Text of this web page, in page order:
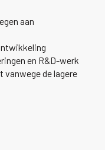
aan
en R&D-werk
vanwege de lagere